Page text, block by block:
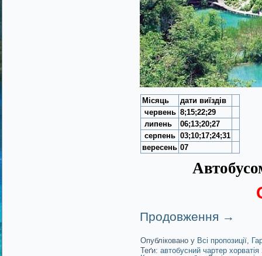
Місяць
дати виїздів
червень 8;15;22;29
липень
06;13;20;27
серпень 03;10;17;24;31
вересень 07
Продовження →
Опубліковано у Всі пропозиції,
Теґи: автобусний чартер хорватія